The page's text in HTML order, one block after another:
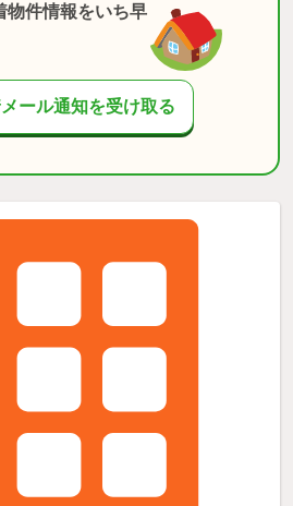
物件情報をいち早
ール通知を受け取る